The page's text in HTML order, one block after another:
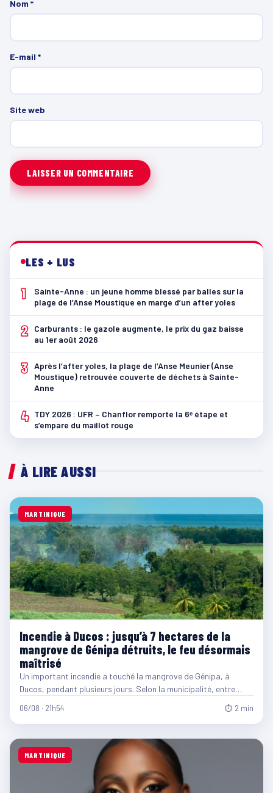
Nom *
E-mail *
Site web
LES + LUS
1
Sainte-Anne : un jeune homme blessé par balles sur la
plage de l’Anse Moustique en marge d’un after yoles
2
Carburants : le gazole augmente, le prix du gaz baisse
au 1er août 2026
3 Après l’after yoles, la plage de l’Anse Meunier (Anse
Moustique) retrouvée couverte de déchets à Sainte-
Anne
4 TDY 2026 : UFR – Chanflor remporte la 6ᵉ étape et
s’empare du maillot rouge
À LIRE AUSSI
MARTINIQUE
Incendie à Ducos : jusqu’à 7 hectares de la
mangrove de Génipa détruits, le feu désormais
maîtrisé
Un important incendie a touché la mangrove de Génipa, à
Ducos, pendant plusieurs jours. Selon la municipalité, entre…
06/08 · 21h54 ⏱ 2 min
MARTINIQUE